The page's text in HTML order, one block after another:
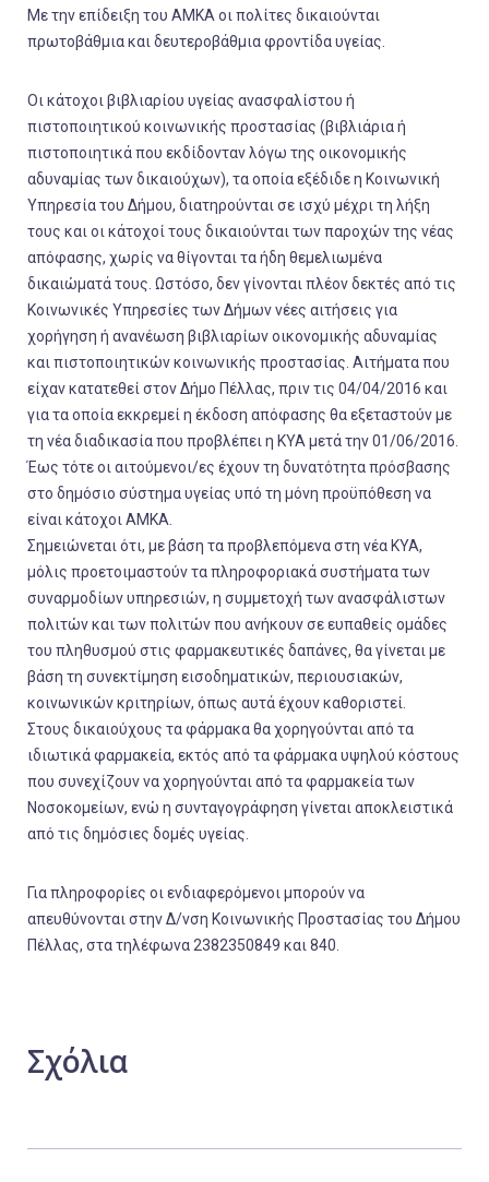
Με την επίδειξη του ΑΜΚΑ οι πολίτες δικαιούνται
πρωτοβάθμια και δευτεροβάθμια φροντίδα υγείας.
Οι κάτοχοι βιβλιαρίου υγείας ανασφαλίστου ή
πιστοποιητικού κοινωνικής προστασίας (βιβλιάρια ή
πιστοποιητικά που εκδίδονταν λόγω της οικονομικής
αδυναμίας των δικαιούχων), τα οποία εξέδιδε η Κοινωνική
Υπηρεσία του Δήμου, διατηρούνται σε ισχύ μέχρι τη λήξη
τους και οι κάτοχοί τους δικαιούνται των παροχών της νέας
απόφασης, χωρίς να θίγονται τα ήδη θεμελιωμένα
δικαιώματά τους. Ωστόσο, δεν γίνονται πλέον δεκτές από τις
Κοινωνικές Υπηρεσίες των Δήμων νέες αιτήσεις για
χορήγηση ή ανανέωση βιβλιαρίων οικονομικής αδυναμίας
και πιστοποιητικών κοινωνικής προστασίας. Αιτήματα που
είχαν κατατεθεί στον Δήμο Πέλλας, πριν τις 04/04/2016 και
για τα οποία εκκρεμεί η έκδοση απόφασης θα εξεταστούν με
τη νέα διαδικασία που προβλέπει η ΚΥΑ μετά την 01/06/2016.
Έως τότε οι αιτούμενοι/ες έχουν τη δυνατότητα πρόσβασης
στο δημόσιο σύστημα υγείας υπό τη μόνη προϋπόθεση να
είναι κάτοχοι ΑΜΚΑ.
Σημειώνεται ότι, με βάση τα προβλεπόμενα στη νέα ΚΥΑ,
μόλις προετοιμαστούν τα πληροφοριακά συστήματα των
συναρμοδίων υπηρεσιών, η συμμετοχή των ανασφάλιστων
πολιτών και των πολιτών που ανήκουν σε ευπαθείς ομάδες
του πληθυσμού στις φαρμακευτικές δαπάνες, θα γίνεται με
βάση τη συνεκτίμηση εισοδηματικών, περιουσιακών,
κοινωνικών κριτηρίων, όπως αυτά έχουν καθοριστεί.
Στους δικαιούχους τα φάρμακα θα χορηγούνται από τα
ιδιωτικά φαρμακεία, εκτός από τα φάρμακα υψηλού κόστους
που συνεχίζουν να χορηγούνται από τα φαρμακεία των
Νοσοκομείων, ενώ η συνταγογράφηση γίνεται αποκλειστικά
από τις δημόσιες δομές υγείας.
Για πληροφορίες οι ενδιαφερόμενοι μπορούν να
απευθύνονται στην Δ/νση Κοινωνικής Προστασίας του Δήμου
Πέλλας, στα τηλέφωνα 2382350849 και 840.
Σχόλια